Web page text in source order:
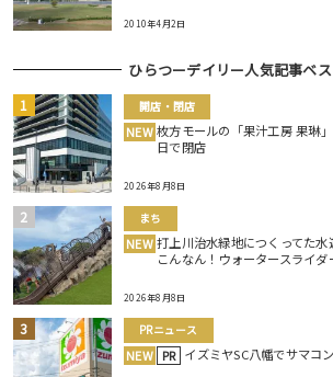
2010年4月2日
ひらつーデイリー人気記事ベ
開店・閉店
NEW 枚方モールの「果汁工房 果琳
日で閉店
2026年8月8日
まち
NEW 打上川治水緑地につくってた
こんなん！ウォータースライダ
2026年8月8日
PRニュース
NEW PR イズミヤSC八幡でサマコン